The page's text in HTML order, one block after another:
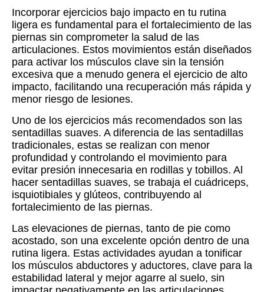
Incorporar ejercicios bajo impacto en tu rutina
ligera es fundamental para el fortalecimiento de las
piernas sin comprometer la salud de las
articulaciones. Estos movimientos están diseñados
para activar los músculos clave sin la tensión
excesiva que a menudo genera el ejercicio de alto
impacto, facilitando una recuperación más rápida y
menor riesgo de lesiones.
Uno de los ejercicios más recomendados son las
sentadillas suaves. A diferencia de las sentadillas
tradicionales, estas se realizan con menor
profundidad y controlando el movimiento para
evitar presión innecesaria en rodillas y tobillos. Al
hacer sentadillas suaves, se trabaja el cuádriceps,
isquiotibiales y glúteos, contribuyendo al
fortalecimiento de las piernas.
Las elevaciones de piernas, tanto de pie como
acostado, son una excelente opción dentro de una
rutina ligera. Estas actividades ayudan a tonificar
los músculos abductores y aductores, clave para la
estabilidad lateral y mejor agarre al suelo, sin